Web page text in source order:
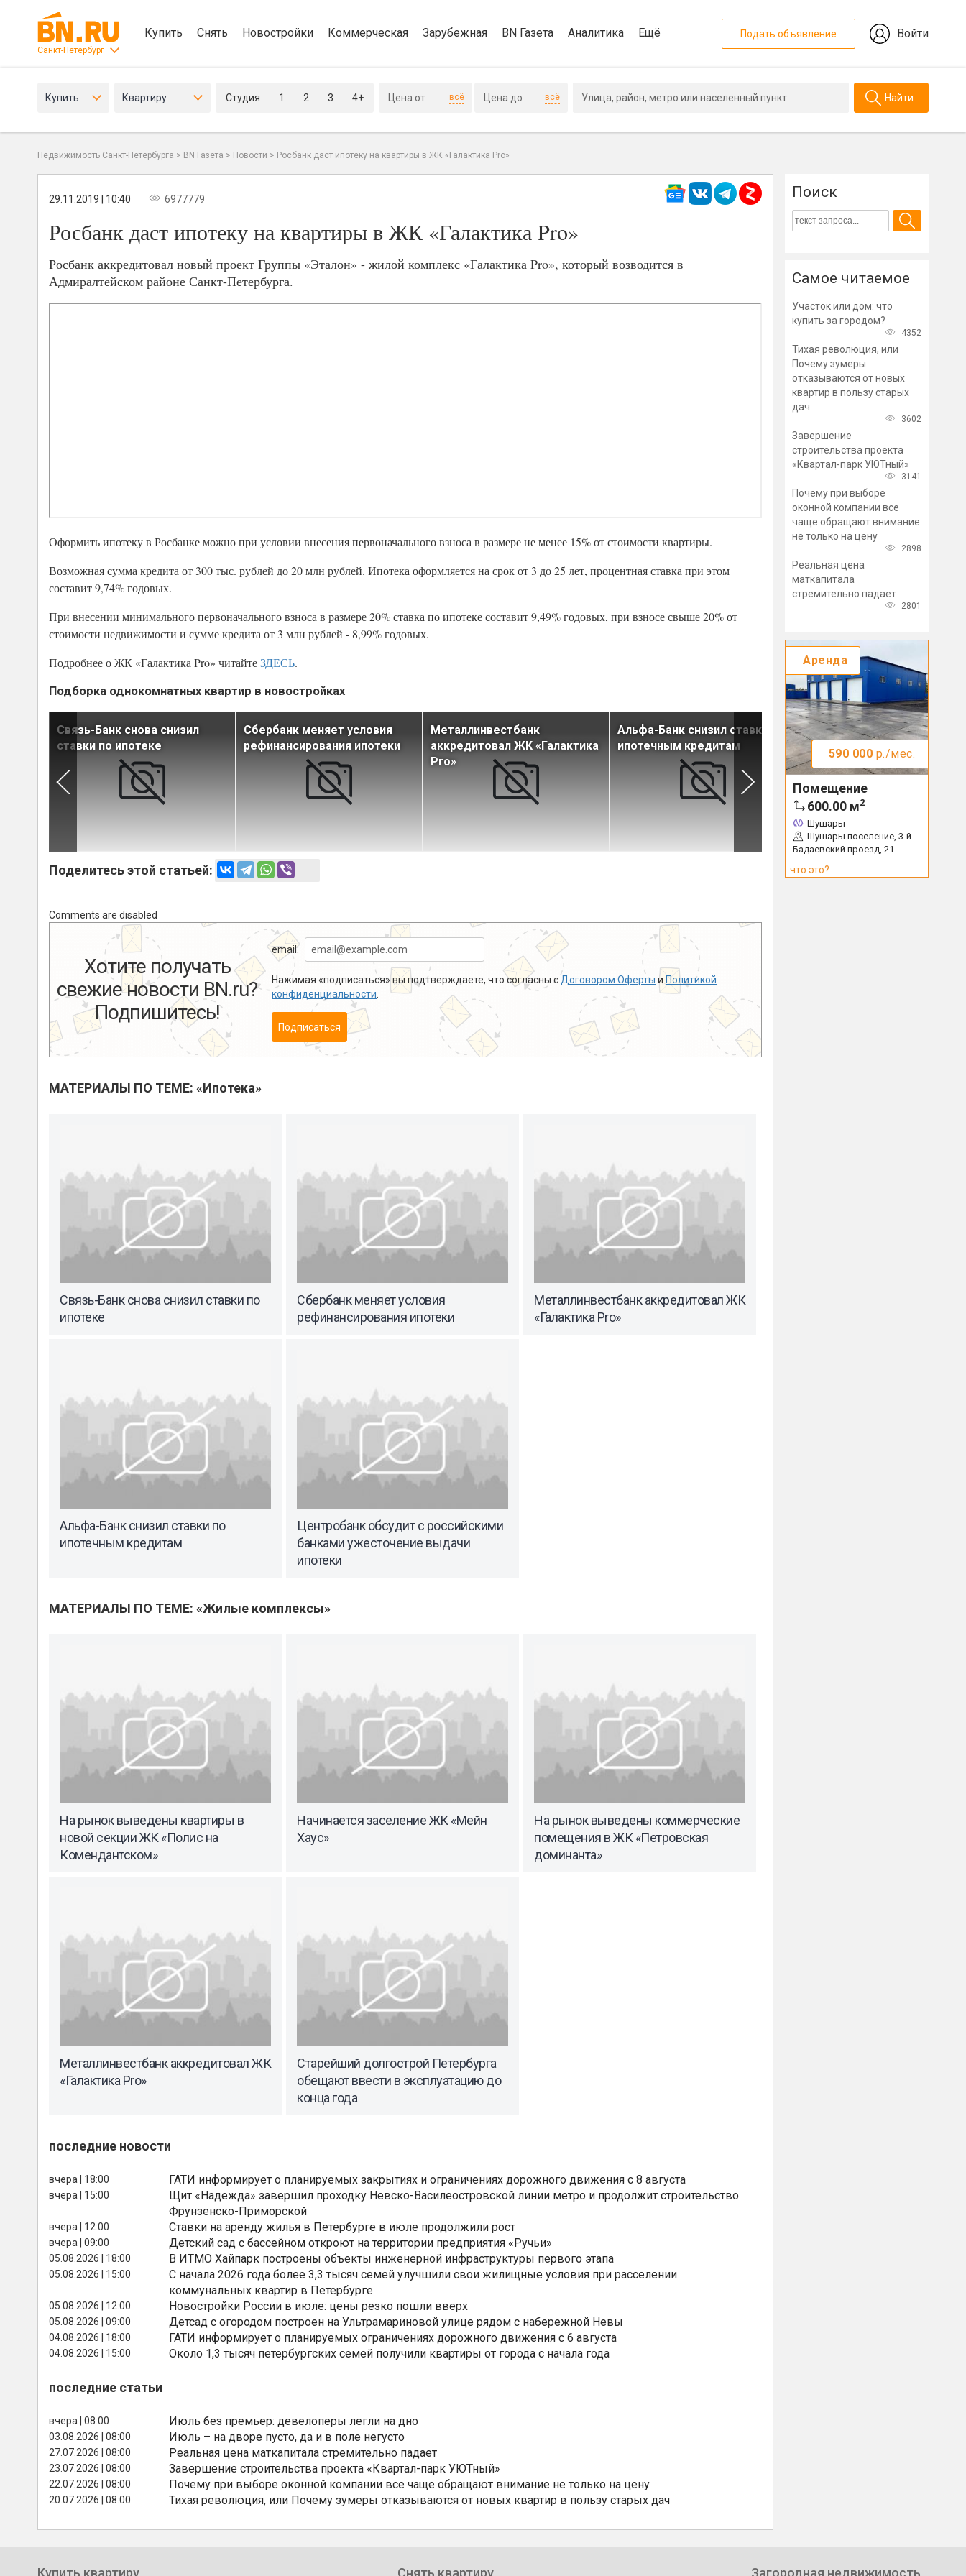
Санкт-Петербург
Купить Снять Новостройки Коммерческая Зарубежная BN Газета Аналитика Ещё Подать объявление Войти
Купить Квартиру Студия 1 2 3 4+ всё всё Найти
Недвижимость Санкт-Петербурга > BN Газета > Новости > Росбанк даст ипотеку на квартиры в ЖК «Галактика Pro»
29.11.2019 | 10:40 6977779
Росбанк даст ипотеку на квартиры в ЖК «Галактика Pro»
Росбанк аккредитовал новый проект Группы «Эталон» - жилой комплекс «Галактика Pro», который возводится в
Адмиралтейском районе Санкт-Петербурга.
Оформить ипотеку в Росбанке можно при условии внесения первоначального взноса в размере не менее 15% от стоимости квартиры.
Возможная сумма кредита от 300 тыс. рублей до 20 млн рублей. Ипотека оформляется на срок от 3 до 25 лет, процентная ставка при этом
составит 9,74% годовых.
При внесении минимального первоначального взноса в размере 20% ставка по ипотеке составит 9,49% годовых, при взносе свыше 20% от
стоимости недвижимости и сумме кредита от 3 млн рублей - 8,99% годовых.
Подробнее о ЖК «Галактика Pro» читайтеЗДЕСЬ.
Подборка однокомнатных квартир в новостройках
Связь-Банк снова снизил
ставки по ипотеке
Сбербанк меняет условия
рефинансирования ипотеки
Металлинвестбанк
аккредитовал ЖК «Галактика
Pro»
Альфа-Банк снизил ставки по
ипотечным кредитам
Центробанк обсудит с
российскими банками
ужесточение выдачи
Поделитесь этой статьей:
Comments are disabled
Хотите получать
свежие новости BN.ru?
Подпишитесь!
email:
Нажимая «подписаться» вы подтверждаете, что согласны с Договором Оферты и Политикой
конфиденциальности
Подписаться
МАТЕРИАЛЫ ПО ТЕМЕ: «Ипотека»
Связь-Банк снова снизил ставки по
ипотеке
Сбербанк меняет условия
рефинансирования ипотеки
Металлинвестбанк аккредитовал ЖК
«Галактика Pro»
Альфа-Банк снизил ставки по
ипотечным кредитам
Центробанк обсудит с российскими
банками ужесточение выдачи
ипотеки
МАТЕРИАЛЫ ПО ТЕМЕ: «Жилые комплексы»
На рынок выведены квартиры в
новой секции ЖК «Полис на
Комендантском»
Начинается заселение ЖК «Мейн
Хаус»
На рынок выведены коммерческие
помещения в ЖК «Петровская
доминанта»
Металлинвестбанк аккредитовал ЖК
«Галактика Pro»
Старейший долгострой Петербурга
обещают ввести в эксплуатацию до
конца года
последние новости
вчера | 18:00 ГАТИ информирует о планируемых закрытиях и ограничениях дорожного движения с 8 августа
вчера | 15:00
Щит «Надежда» завершил проходку Невско-Василеостровской линии метро и продолжит строительство
Фрунзенско-Приморской
вчера | 12:00 Ставки на аренду жилья в Петербурге в июле продолжили рост
вчера | 09:00 Детский сад с бассейном откроют на территории предприятия «Ручьи»
05.08.2026 | 18:00 В ИТМО Хайпарк построены объекты инженерной инфраструктуры первого этапа
05.08.2026 | 15:00
С начала 2026 года более 3,3 тысяч семей улучшили свои жилищные условия при расселении
коммунальных квартир в Петербурге
05.08.2026 | 12:00 Новостройки России в июле: цены резко пошли вверх
05.08.2026 | 09:00 Детсад с огородом построен на Ультрамариновой улице рядом с набережной Невы
04.08.2026 | 18:00 ГАТИ информирует о планируемых ограничениях дорожного движения с 6 августа
04.08.2026 | 15:00 Около 1,3 тысяч петербургских семей получили квартиры от города с начала года
последние статьи
вчера | 08:00 Июль без премьер: девелоперы легли на дно
03.08.2026 | 08:00 Июль – на дворе пусто, да и в поле негусто
27.07.2026 | 08:00 Реальная цена маткапитала стремительно падает
23.07.2026 | 08:00 Завершение строительства проекта «Квартал-парк УЮТный»
22.07.2026 | 08:00 Почему при выборе оконной компании все чаще обращают внимание не только на цену
20.07.2026 | 08:00 Тихая революция, или Почему зумеры отказываются от новых квартир в пользу старых дач
Поиск
Самое читаемое
Участок или дом: что
купить за городом?
4352
Тихая революция, или
Почему зумеры
отказываются от новых
квартир в пользу старых
дач
3602
Завершение
строительства проекта
«Квартал-парк УЮТный»
3141
Почему при выборе
оконной компании все
чаще обращают внимание
не только на цену
2898
Реальная цена
маткапитала
стремительно падает
2801
Аренда
590 000 р./мес.
Помещение
600.00 м2
Шушары
Шушары поселение, 3-й
Бадаевский проезд, 21
что это?